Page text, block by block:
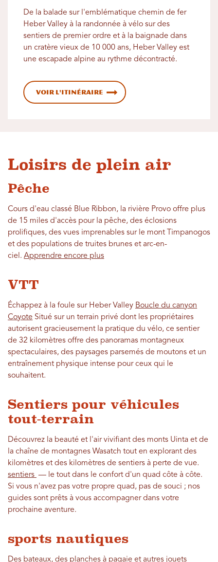
De la balade sur l'emblématique chemin de fer
Heber Valley à la randonnée à vélo sur des
sentiers de premier ordre et à la baignade dans
un cratère vieux de 10 000 ans, Heber Valley est
une escapade alpine au rythme décontracté.
Voir l'itinéraire
Loisirs de plein air
Pêche
Cours d'eau classé Blue Ribbon, la rivière Provo offre plus
de 15 miles d'accès pour la pêche, des éclosions
prolifiques, des vues imprenables sur le mont Timpanogos
et des populations de truites brunes et arc-en-
ciel. Apprendre encore plus
VTT
Échappez à la foule sur Heber Valley Boucle du canyon
Coyote Situé sur un terrain privé dont les propriétaires
autorisent gracieusement la pratique du vélo, ce sentier
de 32 kilomètres offre des panoramas montagneux
spectaculaires, des paysages parsemés de moutons et un
entraînement physique intense pour ceux qui le
souhaitent.
Sentiers pour véhicules
tout-terrain
Découvrez la beauté et l'air vivifiant des monts Uinta et de
la chaîne de montagnes Wasatch tout en explorant des
kilomètres et des kilomètres de sentiers à perte de vue.
sentiers — le tout dans le confort d'un quad côte à côte.
Si vous n'avez pas votre propre quad, pas de souci ; nos
guides sont prêts à vous accompagner dans votre
prochaine aventure.
sports nautiques
Des bateaux, des planches à pagaie et autres jouets